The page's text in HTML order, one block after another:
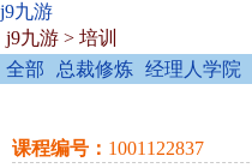
j9九游
j9九游 > 培训
全部
总裁修炼 经理人学院
课程编号： 1001122837